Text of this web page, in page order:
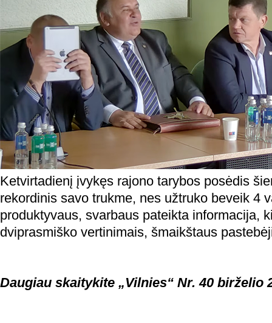
Ketvirtadienį įvykęs rajono tarybos posėdis
rekordinis savo trukme, nes užtruko beveik 4
produktyvaus, svarbaus pateikta informacija,
dviprasmiško vertinimais, šmaikštaus
Daugiau skaitykite „Vilnies“ Nr. 40 birželio